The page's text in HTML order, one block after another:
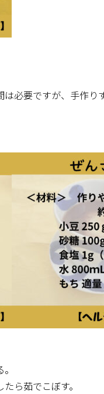
必要ですが、手作
ら茹でこぼす。